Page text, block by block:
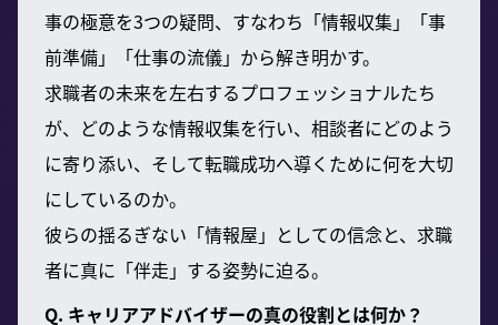
事の極意を3つの疑問、すなわち「情報収集」「事
前準備」「仕事の流儀」から解き明かす。
求職者の未来を左右するプロフェッショナルたち
が、どのような情報収集を行い、相談者にどのよう
に寄り添い、そして転職成功へ導くために何を大切
にしているのか。
彼らの揺るぎない「情報屋」としての信念と、求職
者に真に「伴走」する姿勢に迫る。
Q. キャリアアドバイザーの真の役割とは何か？